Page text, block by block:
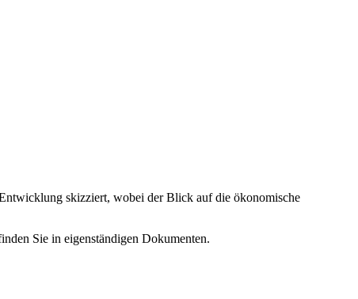
skizziert, wobei der Blick auf die ökonomische
Sie in eigenständigen Dokumenten.